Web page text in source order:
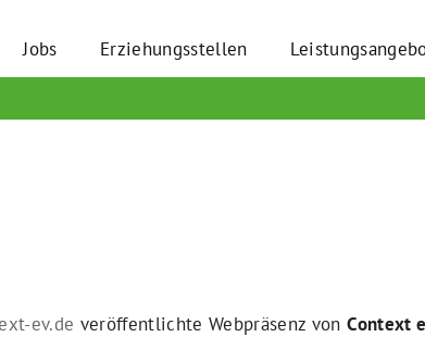
Jobs Erziehungsstellen
ev.de veröffentlichte Webpräsenz vonContext